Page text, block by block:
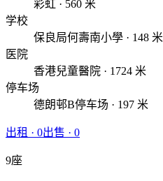
彩虹 · 560 米
学校
保良局何壽南小學 · 148 米
医院
香港兒童醫院 · 1724 米
停车场
德朗邨B停车场 · 197 米
出租 · 0出售 · 0
9座